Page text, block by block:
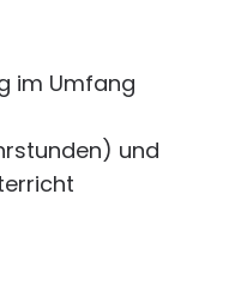
im Umfang
und